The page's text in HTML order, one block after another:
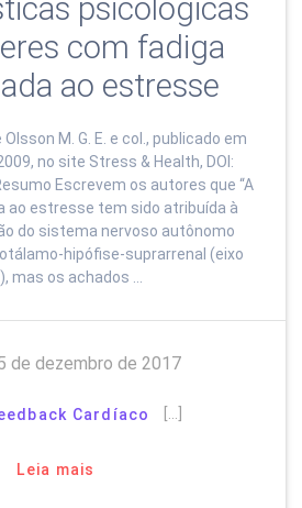
psicológicas
com fadiga
ao estresse
M. G. E. e col., publicado em
no site Stress & Health, DOI:
Escrevem os autores que “A
ao estresse tem sido atribuída à
do sistema nervoso autônomo
hipófise-suprarrenal (eixo
mas os achados …
de dezembro de 2017
Cardíaco
Leia mais